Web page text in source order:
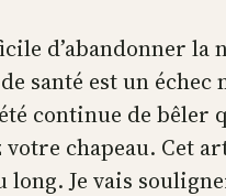
d’abandonner la
santé est un échec
continue de bêler
votre chapeau. Cet
long. Je vais